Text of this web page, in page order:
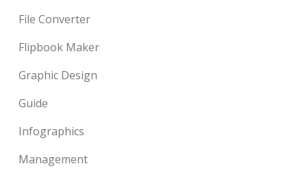
File Converter
Flipbook Maker
Graphic Design
Guide
Infographics
Management